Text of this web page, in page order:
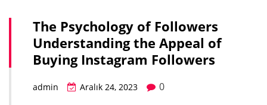
The Psychology of Followers
Understanding the Appeal of
Buying Instagram Followers
admin Aralık 24, 2023
0